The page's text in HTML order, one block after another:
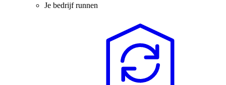
Je bedrijf runnen